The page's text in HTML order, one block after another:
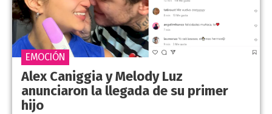
Alex Caniggia y Melody Luz
anunciaron la llegada de su primer
hijo
EMOCIÓN